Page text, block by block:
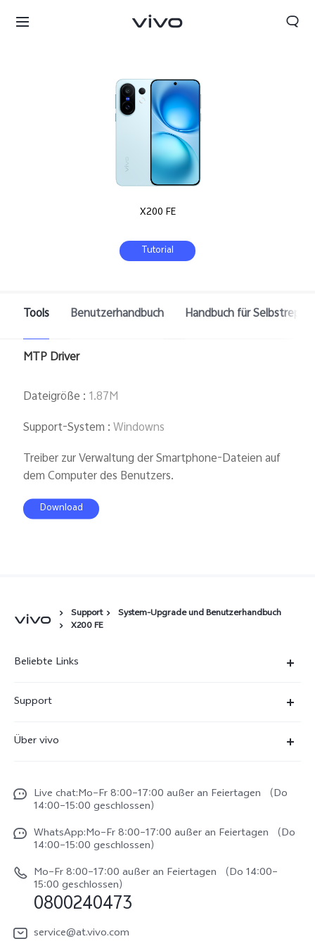
X200 FE
Tutorial
Tools Benutzerhandbuch Handbuch für
MTP Driver
Dateigröße : 1.87M
Support-System :Windowns
Treiber zur Verwaltung der Smartphone-Dateien auf
dem Computer des Benutzers.
Download
Support
System-Upgrade und Benutzerhandbuch
X200 FE
Beliebte Links
X300
V70
V70 FE
Y31e 5G
vivo Buds Air3
Support
Funtouch OS
IMEI-Authentifizierung
System Verbesserung
Reparaturerfassung
Benutzerhandbuch
Log aktualisieren
Über vivo
Impressum
Rechtliche Hinweise
vivo Datenschutzcenter
Live chat:Mo–Fr 8:00–17:00 außer an Feiertagen （Do
14:00–15:00 geschlossen）
WhatsApp:Mo–Fr 8:00–17:00 außer an Feiertagen （Do
14:00–15:00 geschlossen）
Mo–Fr 8:00–17:00 außer an Feiertagen （Do 14:00–
15:00 geschlossen）
0800240473
service@at.vivo.com